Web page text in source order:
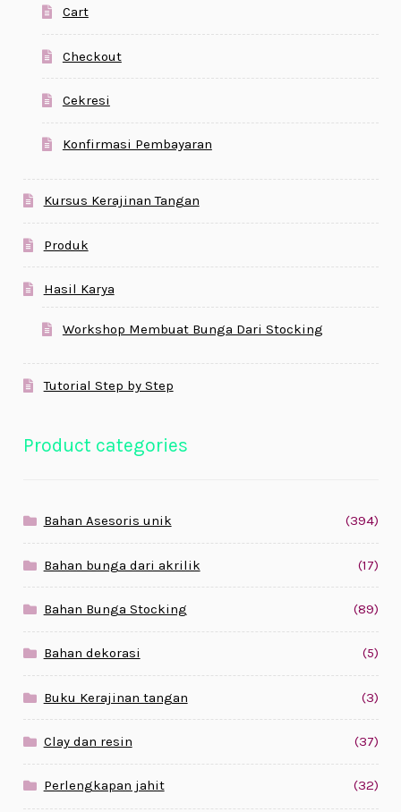
Cart
Checkout
Cekresi
Konfirmasi Pembayaran
Kursus Kerajinan Tangan
Produk
Hasil Karya
Workshop Membuat Bunga Dari Stocking
Tutorial Step by Step
Product categories
Bahan Asesoris unik (394)
Bahan bunga dari akrilik (17)
Bahan Bunga Stocking (89)
Bahan dekorasi (5)
Buku Kerajinan tangan (3)
Clay dan resin (37)
Perlengkapan jahit (32)